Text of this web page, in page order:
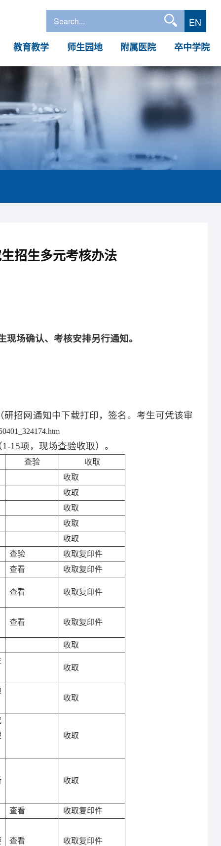
EN
教育教学
师生园地 附属医院 卒中学院
招生多元考核办法
场确认、考核安排另行通知。
研招网通知中下载打印，签名。考生可凭该审
1-15项，现场查验收取）。
查验
收取
收取
收取
收取
收取
收取
查验
收取复印件
查看
收取复印件
查看 收取复印件
查看 收取复印件
收取
收取
收取
收取
收取
查看 收取复印件
查看 收取复印件